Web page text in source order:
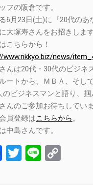
フの阪倉です。
6月23日(土)に『20代のあ
大塚寿さんをお招きします
こちらから！
www.rikkyo.biz/news/
んは20代・30代のビジネ
ートから、ＭＢＡ、そし
のビジネスマンと語り、
んのご参加お待ちしてい
員登録はこちらから。
中島さんです。
Facebook
Twitter
Line